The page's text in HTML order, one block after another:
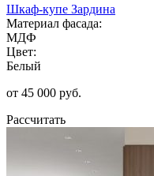
Шкаф-купе Зардина
Материал фасада:
МДФ
Цвет:
Белый
от 45 000 руб.
Рассчитать